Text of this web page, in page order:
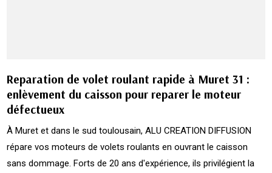
Reparation de volet roulant rapide à Muret 31 :
enlèvement du caisson pour reparer le moteur
défectueux
À Muret et dans le sud toulousain, ALU CREATION DIFFUSION
répare vos moteurs de volets roulants en ouvrant le caisson
sans dommage. Forts de 20 ans d'expérience, ils privilégient la